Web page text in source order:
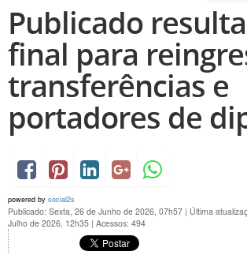
Publicado
final para
transferências e
portadores de
powered by social2s
Publicado: Sexta, 26 de Junho de 2026, 07h57 | Última
Julho de 2026, 12h35 | Acessos: 494